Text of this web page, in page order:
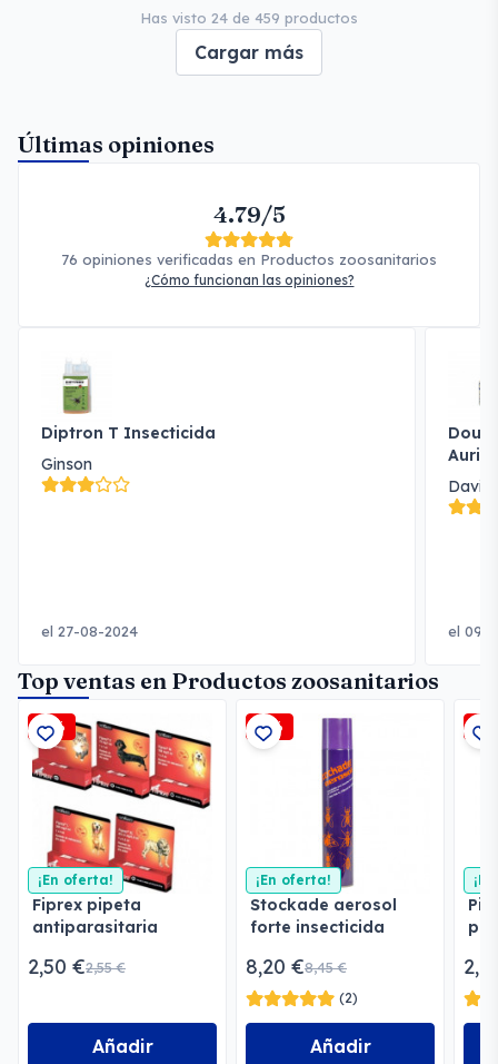
Has visto 24 de 459 productos
Cargar más
Últimas opiniones
4.79/5
76 opiniones verificadas en Productos zoosanitarios
¿Cómo funcionan las opiniones?
Diptron T Insecticida
Ginson
el 27-08-2024
David
el 09-
Top ventas en Productos zoosanitarios
-2%
¡En oferta!
Fiprex pipeta
antiparasitaria
2,50 €2,55 €
Añadir
-3%
¡En oferta!
Stockade aerosol
forte insecticida
8,20 €8,45 €
(2)
Añadir
-